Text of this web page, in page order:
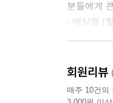
나 정면에
술이 유
많이 확보
우리가 부
그런데
얼굴이 빈
있다. 자기
분들에게
- 배상열 (
진단(陳
선보였습
사람들에
회원리뷰
매주 10건의